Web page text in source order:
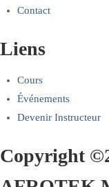
Contact
Liens
Cours
Événements
Devenir Instructeur
Copyright